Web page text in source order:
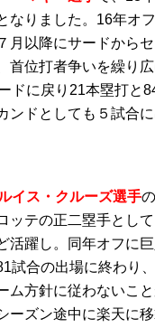
なりました。16年オ
月以降にサードから
首位打者争いを繰り
ドに戻り21本塁打と
ンドとしても５試合に
イス・クルーズ選手の
ッテの正二塁手とし
活躍し。同年オフに
試合の出場に終わり
ム方針に従わないこ
ーズン途中に楽天に